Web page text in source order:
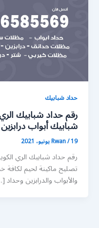
حداد شبابيك
شبابيك أبواب
Rwan/19 يونيو، 2021
رقم حداد شبابيك الري
تصليح ماكينة لحيم لكافة
والأبواب والدرابزين وحداد